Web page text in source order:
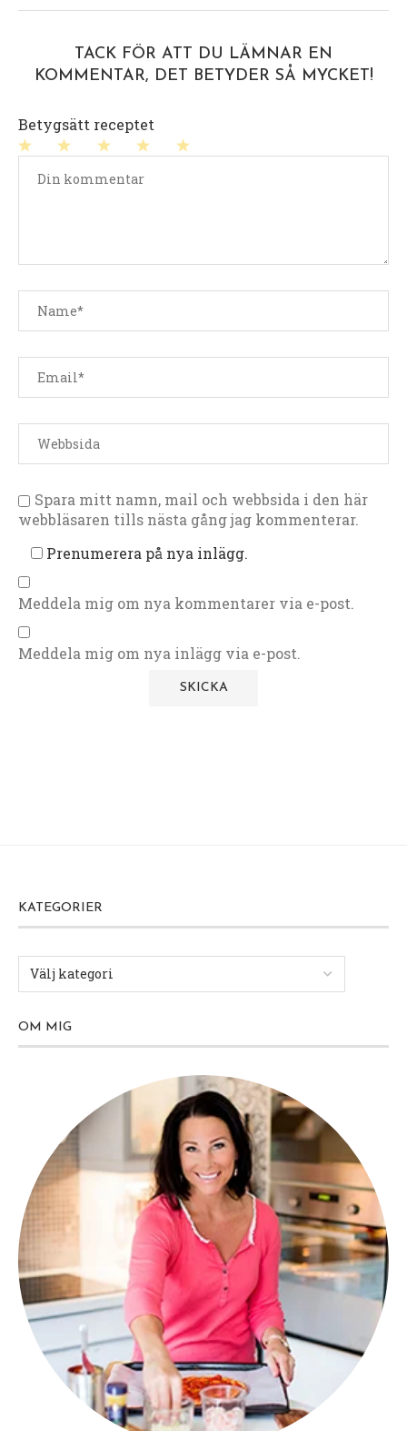
TACK FÖR ATT DU LÄMNAR EN
KOMMENTAR, DET BETYDER SÅ MYCKET!
Betygsätt receptet
stjärnor
stjärnor
stjärnor
stjärna
Spara mitt namn, mail och webbsida i den här
webbläsaren tills nästa gång jag kommenterar.
Prenumerera på nya inlägg.
Meddela mig om nya kommentarer via e-post.
Meddela mig om nya inlägg via e-post.
KATEGORIER
OM MIG